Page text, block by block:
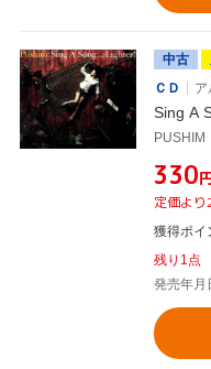
中古
ＣＤ
ア
Sing A
PUSHIM
¥330
定価より
獲得ポイ
残り1点
発売年月